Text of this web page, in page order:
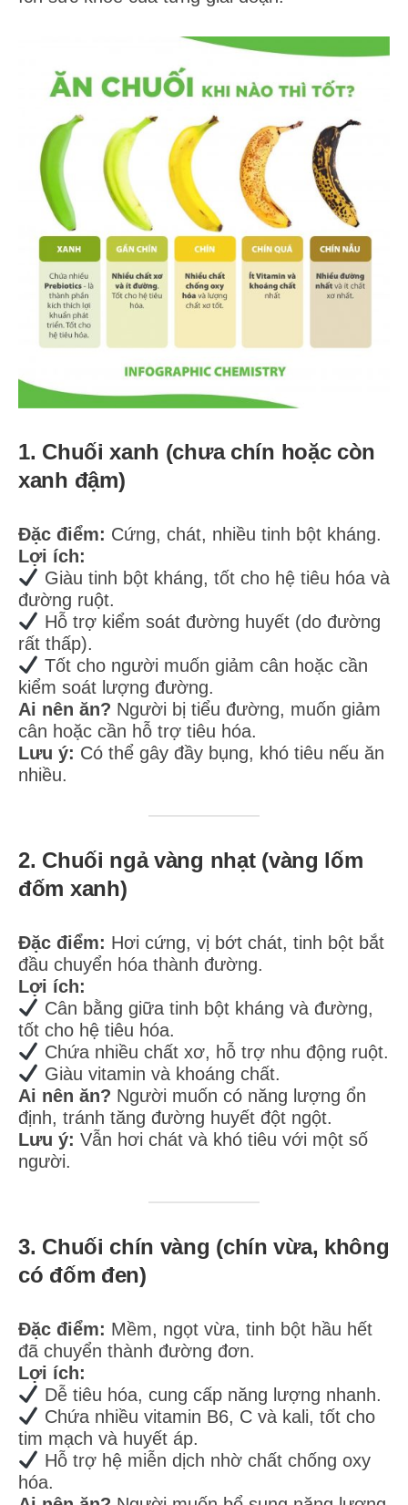
1. Chuối xanh (chưa chín hoặc còn
xanh đậm)
Đặc điểm: Cứng, chát, nhiều tinh bột kháng.
Lợi ích:
Giàu tinh bột kháng, tốt cho hệ tiêu hóa và
đường ruột.
Hỗ trợ kiểm soát đường huyết (do đường
rất thấp).
Tốt cho người muốn giảm cân hoặc cần
kiểm soát lượng đường.
Ai nên ăn? Người bị tiểu đường, muốn giảm
cân hoặc cần hỗ trợ tiêu hóa.
Lưu ý: Có thể gây đầy bụng, khó tiêu nếu ăn
nhiều.
2. Chuối ngả vàng nhạt (vàng lốm
đốm xanh)
Đặc điểm: Hơi cứng, vị bớt chát, tinh bột bắt
đầu chuyển hóa thành đường.
Lợi ích:
Cân bằng giữa tinh bột kháng và đường,
tốt cho hệ tiêu hóa.
Chứa nhiều chất xơ, hỗ trợ nhu động ruột.
Giàu vitamin và khoáng chất.
Ai nên ăn? Người muốn có năng lượng ổn
định, tránh tăng đường huyết đột ngột.
Lưu ý: Vẫn hơi chát và khó tiêu với một số
người.
3. Chuối chín vàng (chín vừa, không
có đốm đen)
Đặc điểm: Mềm, ngọt vừa, tinh bột hầu hết
đã chuyển thành đường đơn.
Lợi ích:
Dễ tiêu hóa, cung cấp năng lượng nhanh.
Chứa nhiều vitamin B6, C và kali, tốt cho
tim mạch và huyết áp.
Hỗ trợ hệ miễn dịch nhờ chất chống oxy
hóa.